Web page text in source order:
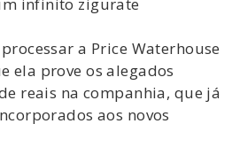
a Price Waterhouse
ela prove os alegados
reais na companhia, que já
aos novos